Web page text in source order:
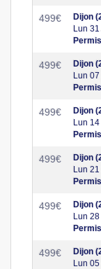
499€
Dijon
Lun
499€
Dijon
Lun
499€
Dijon
Lun
499€
Dijon
Lun
499€
Dijon
Lun
499€
Dijon
Lun